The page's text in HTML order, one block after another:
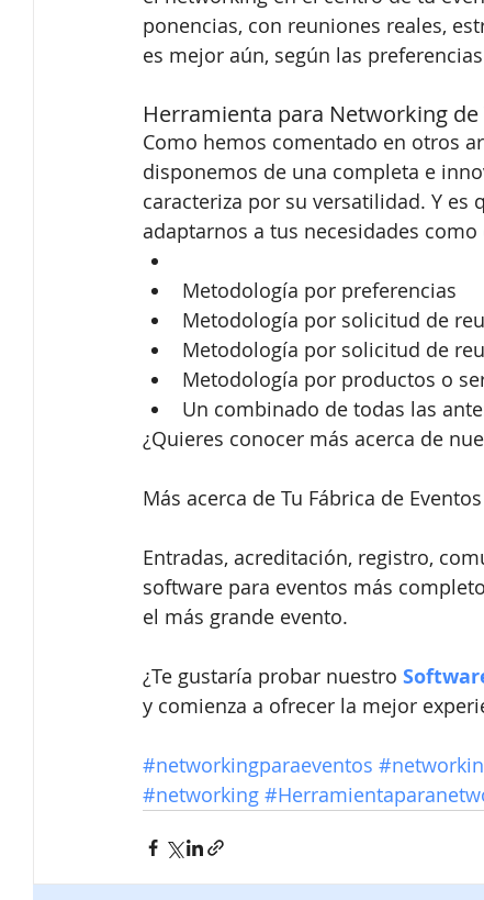
ponencias, con reuniones reales,
es mejor aún, según las
Herramienta para Networking de
Como hemos comentado en otros
disponemos de una completa e
caracteriza por su versatilidad. Y es
adaptarnos a tus necesidades
Metodología por preferencias
Metodología por solicitud de
Metodología por solicitud de
Metodología por productos o
Un combinado de todas las
¿Quieres conocer más acerca de
Más acerca de Tu Fábrica de Eventos
Entradas, acreditación, registro,
software para eventos más
el más grande evento.
¿Te gustaría probar nuestro
y comienza a ofrecer la mejor
#networkingparaeventos
#networking